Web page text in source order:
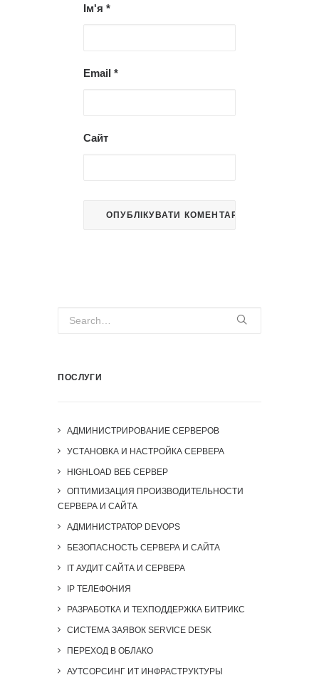
Ім'я *
Email *
Сайт
ПОСЛУГИ
АДМИНИСТРИРОВАНИЕ СЕРВЕРОВ
УСТАНОВКА И НАСТРОЙКА СЕРВЕРА
HIGHLOAD ВЕБ СЕРВЕР
ОПТИМИЗАЦИЯ ПРОИЗВОДИТЕЛЬНОСТИ
СЕРВЕРА И САЙТА
АДМИНИСТРАТОР DEVOPS
БЕЗОПАСНОСТЬ СЕРВЕРА И САЙТА
IT АУДИТ САЙТА И СЕРВЕРА
IP ТЕЛЕФОНИЯ
РАЗРАБОТКА И ТЕХПОДДЕРЖКА БИТРИКС
СИСТЕМА ЗАЯВОК SERVICE DESK
ПЕРЕХОД В ОБЛАКО
АУТСОРСИНГ ИТ ИНФРАСТРУКТУРЫ